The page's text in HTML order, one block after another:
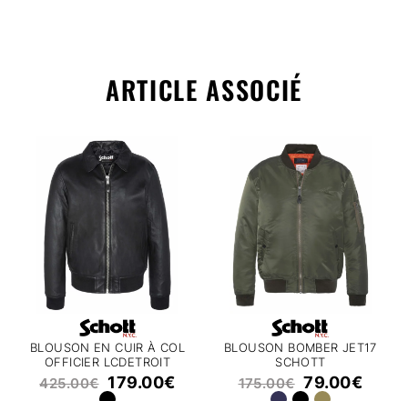
ARTICLE ASSOCIÉ
BLOUSON EN CUIR À COL
OFFICIER LCDETROIT
SCHOTT
425.00€ 179.00€
BLOUSON BOMBER JET17
SCHOTT
175.00€ 79.00€